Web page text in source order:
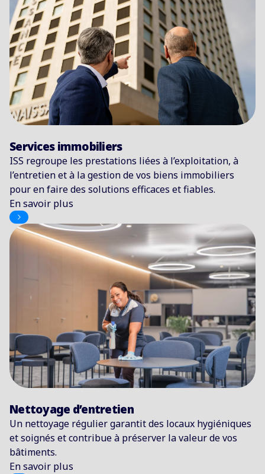
Services immobiliers
ISS regroupe les prestations liées à l’exploitation, à
l’entretien et à la gestion de vos biens immobiliers
pour en faire des solutions efficaces et fiables.
En savoir plus
Nettoyage d’entretien
Un nettoyage régulier garantit des locaux hygiéniques
et soignés et contribue à préserver la valeur de vos
bâtiments.
En savoir plus